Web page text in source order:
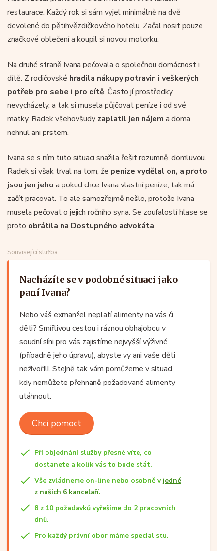
restaurace. Každý rok si sám vyjel minimálně na dvě
dovolené do pětihvězdičkového hotelu. Začal nosit pouze
značkové oblečení a koupil si novou motorku.
Na druhé straně Ivana pečovala o společnou domácnost i
dítě. Z rodičovské hradila nákupy potravin i veškerých
potřeb pro sebe i pro dítě. Často jí prostředky
nevycházely, a tak si musela půjčovat peníze i od své
matky. Radek všehovšudy zaplatil jen nájem a doma
nehnul ani prstem.
Ivana se s ním tuto situaci snažila řešit rozumně, domluvou.
Radek si však trval na tom, že peníze vydělal on, a proto
jsou jen jeho a pokud chce Ivana vlastní peníze, tak má
začít pracovat. To ale samozřejmě nešlo, protože Ivana
musela pečovat o jejich ročního syna. Se zoufalostí hlase se
proto obrátila na Dostupného advokáta.
Související služba
Nacházíte se v podobné situaci jako
paní Ivana?
Nebo váš exmanžel neplatí alimenty na vás či
děti? Smířlivou cestou i ráznou obhajobou v
soudní síni pro vás zajistíme nejvyšší výživné
(případně jeho úpravu), abyste vy ani vaše děti
neživořili. Stejně tak vám pomůžeme v situaci,
kdy nemůžete přehnaně požadované alimenty
utáhnout.
Chci pomoct
Při objednání služby přesně víte, co
dostanete a kolik vás to bude stát.
Vše zvládneme on-line nebo osobně v jedné
z našich 6 kanceláří.
8 z 10 požadavků vyřešíme do 2 pracovních
dnů.
Pro každý právní obor máme specialistu.